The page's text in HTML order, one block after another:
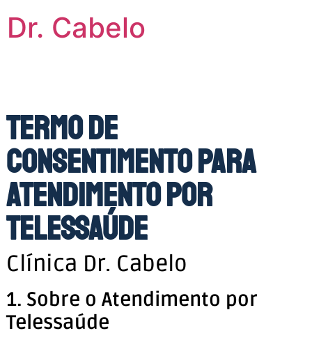
Dr. Cabelo
Termo de
Consentimento para
Atendimento por
Telessaúde
Clínica Dr. Cabelo
1. Sobre o Atendimento por
Telessaúde